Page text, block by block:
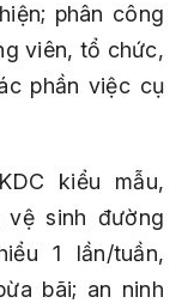
phân công
viên, tổ chức,
phần việc cụ
kiểu mẫu,
sinh đường
1 lần/tuần,
bãi; an ninh